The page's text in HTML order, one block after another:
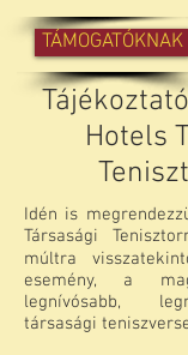
TÁMOGATÓKNAK
Hotels
Idén is
Társasági
múltra
esemény, a
legnívósabb,
társasági